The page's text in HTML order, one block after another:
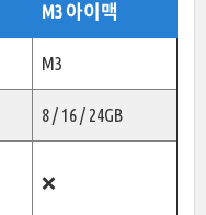
M3 아이맥
M3
8 / 16 / 24GB
❌